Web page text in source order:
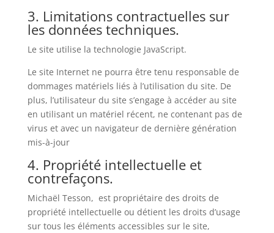
3. Limitations contractuelles sur
les données techniques.
Le site utilise la technologie JavaScript.
Le site Internet ne pourra être tenu responsable de
dommages matériels liés à l’utilisation du site. De
plus, l’utilisateur du site s’engage à accéder au site
en utilisant un matériel récent, ne contenant pas de
virus et avec un navigateur de dernière génération
mis-à-jour
4. Propriété intellectuelle et
contrefaçons.
Michaël Tesson, est propriétaire des droits de
propriété intellectuelle ou détient les droits d’usage
sur tous les éléments accessibles sur le site,